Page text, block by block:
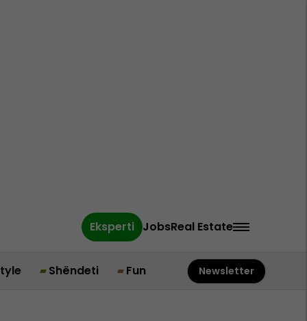
Eksperti JobsReal Estate
Shëndeti Fun Newsletter